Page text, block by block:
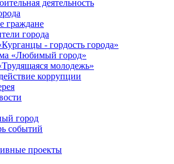
деятельность
граждане
города
- гордость города»
«Любимый город»
молодежь»
коррупции
город
событий
проекты